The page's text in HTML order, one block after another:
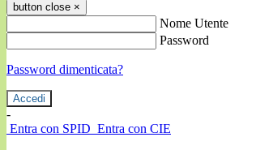
button close ×
Nome Utente
Password
Password dimenticata?
-
Entra con SPID Entra con CIE